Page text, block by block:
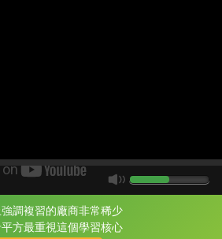
調複習的廠商非常稀少
平方最重視這個學習核心
片尾有
攻其不背